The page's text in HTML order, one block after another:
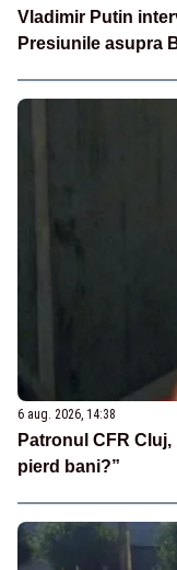
Vladimir Putin
Presiunile asupra
6 aug. 2026, 14:38
Patronul CFR
pierd bani?”